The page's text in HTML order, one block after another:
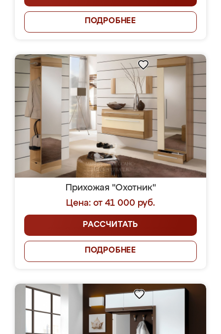
ПОДРОБНЕЕ
Прихожая "Охотник"
Цена: от 41 000 руб.
РАССЧИТАТЬ
ПОДРОБНЕЕ